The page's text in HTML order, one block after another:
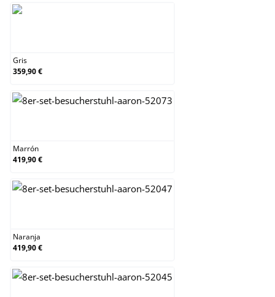
Gris
359,90 €
Marrón
419,90 €
Naranja
419,90 €